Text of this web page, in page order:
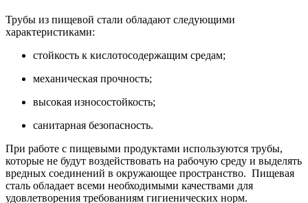
Трубы из пищевой стали обладают следующими
характеристиками:
стойкость к кислотосодержащим средам;
механическая прочность;
высокая износостойкость;
санитарная безопасность.
При работе с пищевыми продуктами используются трубы,
которые не будут воздействовать на рабочую среду и выделять
вредных соединений в окружающее пространство. Пищевая
сталь обладает всеми необходимыми качествами для
удовлетворения требованиям гигиенических норм.